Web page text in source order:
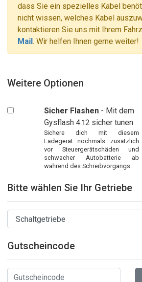
dass Sie ein spezielles Kabel
nicht wissen, welches Kabel
kontaktieren Sie uns mit Ihrem
Mail. Wir helfen Ihnen gerne weiter!
Weitere Optionen
Sicher Flashen- Mit dem
Gysflash 4.12 sicher tunen
Sichere dich mit diesem
Ladegerät nochmals zusätzlich
vor Steuergerätschäden und
schwacher Autobatterie ab
während des Schreibvorgangs.
Bitte wählen Sie Ihr Getriebe
Gutscheincode